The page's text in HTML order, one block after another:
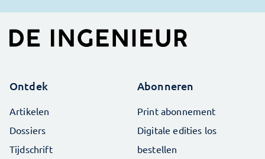
Ontdek
Artikelen
Dossiers
Tijdschrift
Abonneren
Print abonnement
Digitale edities los
bestellen